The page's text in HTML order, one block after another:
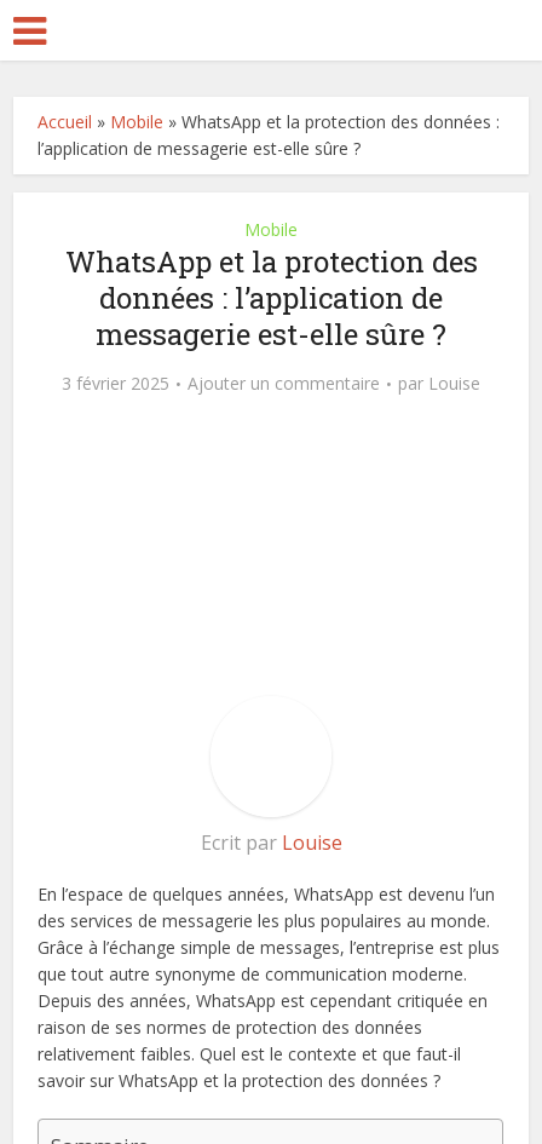
Accueil » Mobile »WhatsApp et la protection des données :
l’application de messagerie est-elle sûre ?
Mobile
WhatsApp et la protection des
données : l’application de
messagerie est-elle sûre ?
3 février 2025 Ajouter un commentaire par Louise
Ecrit par Louise
En l’espace de quelques années, WhatsApp est devenu l’un
des services de messagerie les plus populaires au monde.
Grâce à l’échange simple de messages, l’entreprise est plus
que tout autre synonyme de communication moderne.
Depuis des années, WhatsApp est cependant critiquée en
raison de ses normes de protection des données
relativement faibles. Quel est le contexte et que faut-il
savoir sur WhatsApp et la protection des données ?